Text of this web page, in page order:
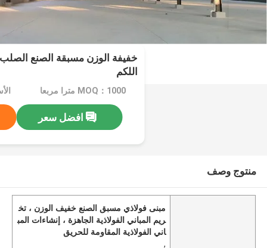
خفيفة الوزن مسبقة الصنع الصلب
اللكم
MOQ：1000 مترا مربعا
افضل سعر
منتوج وصف
مبنى فولاذي مسبق الصنع خفيف الوزن ، تخ
ريم المباني الفولاذية الجاهزة ، إنشاءات المب
اني الفولاذية المقاومة للحريق
,